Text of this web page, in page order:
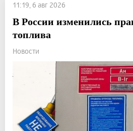
11:19, 6 авг 2026
В России изменились
топлива
Новости